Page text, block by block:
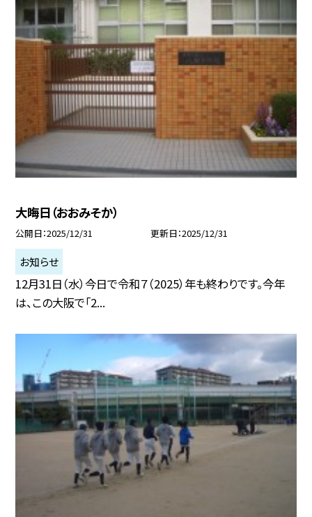
大晦日（おおみそか）
公開日 2025/12/31 更新日 2025/12/31
お知らせ
12月31日（水）今日で令和７（2025）年も終わりです。今年
は、この大阪で「2...